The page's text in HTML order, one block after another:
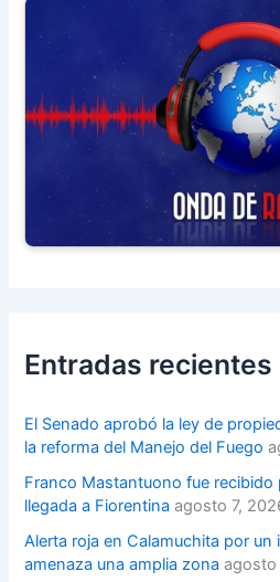
Entradas recientes
El Senado aprobó la ley de
la reforma del Manejo del Fuego
Franco Mastantuono fue recibido
llegada a Fiorentina agosto 7,
Alerta roja en Calamuchita por
amenaza una amplia zona